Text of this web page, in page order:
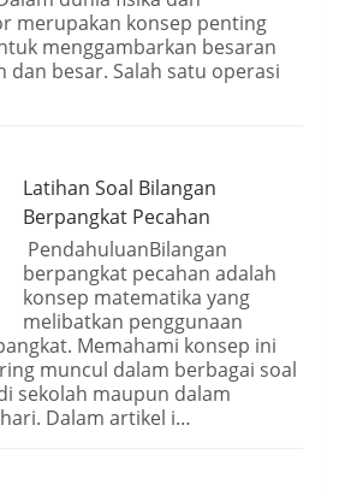
merupakan konsep penting
menggambarkan besaran
dan besar. Salah satu operasi
Latihan Soal Bilangan
Berpangkat Pecahan
PendahuluanBilangan
berpangkat pecahan adalah
konsep matematika yang
melibatkan penggunaan
Memahami konsep ini
muncul dalam berbagai soal
sekolah maupun dalam
Dalam artikel i…